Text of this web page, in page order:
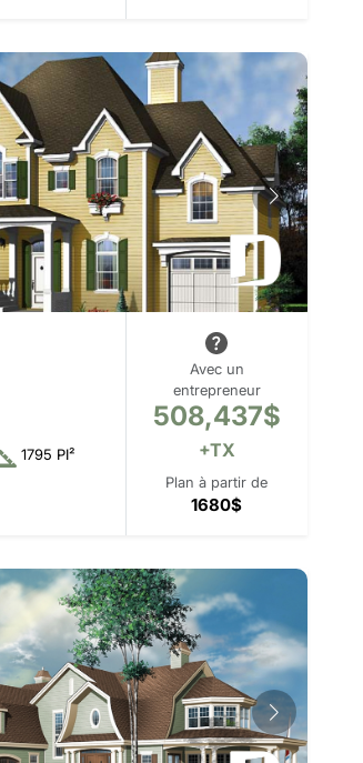
1795 PI²
Avec un
entrepreneur
508,437$
+TX
Plan à partir de
1680$